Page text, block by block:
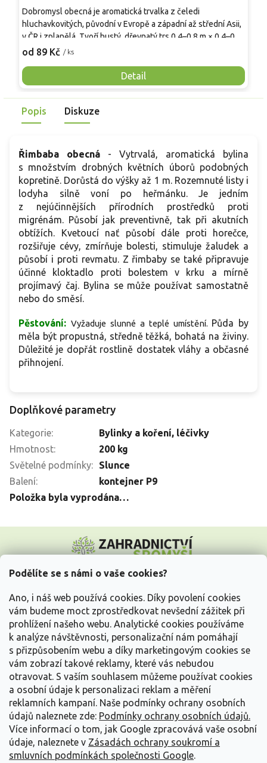
Podělíte se s námi o vaše cookies?
Ano, i náš web používá cookies. Díky povolení cookies
vám budeme moct zprostředkovat nevšední zážitek při
prohlížení našeho webu. Analytické cookies používáme
k analýze návštěvnosti, personalizační nám pomáhají
s přizpůsobením webu a díky marketingovým cookies se
vám zobrazí takové reklamy, které vás nebudou
otravovat. S vaším souhlasem můžeme používat cookies
a osobní údaje k personalizaci reklam a měření
reklamních kampaní. Naše podmínky ochrany osobních
údajů naleznete zde: Podmínky ochrany osobních údajů.
Více informací o tom, jak Google zpracovává vaše osobní
údaje, naleznete v Zásadách ochrany soukromí a
smluvních podmínkách společnosti Google.
od 89 Kč / ks
Detail
Dobromysl obecná je aromatická trvalka z čeledi
hluchavkovitých, původní v Evropě a západní až střední Asii,
v ČR i zplanělá. Tvoří hustý, dřevnatý trs 0,4–0,8 m × 0,4–0,6
m s čtyřhrannými lodyhami a drobnými vstřícnými listy. Silice
natě. V červenci až září nese vzdušné laty drobných
růžových až růžově fialových květů pro včely. V záhonech
ladí s levandulí, šalvějí a mateřídouškou. Oproti majoránce
mívá ostřejší aroma a vyšší mrazuvzdornost.
Popis Diskuze
Řimbaba obecná - Vytrvalá, aromatická bylina
s množstvím drobných květních úborů podobných
kopretině. Dorůstá do výšky až 1 m. Rozemnuté listy i
lodyha silně voní po heřmánku. Je jedním
z nejúčinnějších přírodních prostředků proti
migrénám. Působí jak preventivně, tak při akutních
obtížích. Kvetoucí nať působí dále proti horečce,
rozšiřuje cévy, zmírňuje bolesti, stimuluje žaludek a
působí i proti revmatu. Z řimbaby se také připravuje
účinné kloktadlo proti bolestem v krku a mírně
projímavý čaj. Bylina se může používat samostatně
nebo do směsí.
Pěstování: Vyžaduje slunné a teplé umístění. Půda by
měla být propustná, středně těžká, bohatá na živiny.
Důležité je dopřát rostlině dostatek vláhy a občasné
přihnojení.
Doplňkové parametry
Kategorie:
Bylinky a koření, léčivky
Hmotnost:
200 kg
Světelné podmínky:
Slunce
Balení:
kontejner P9
Položka byla vyprodána…
p
Vše o nákupu
Informace pro Vás
Kontakujte nás